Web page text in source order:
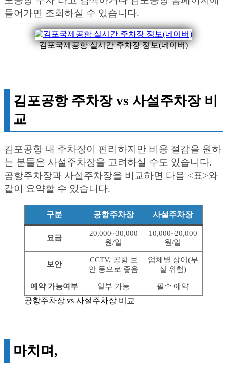
들어가면 조회하실 수 있습니다.
김포국제공항 실시간 주차장 정보(네이버)
김포공항 주차장 vs 사설주차장 비
교
김포공항 내 주차장이 편리하지만 비용 절감을 원하
는 분들은 사설주차장을 고려하실 수도 있습니다.
공항주차장과 사설주차장을 비교하면 다음 <표>와
같이 요약할 수 있습니다.
구분 공항주차장 사설주차장
요금
20,000~30,000
원/일
10,000~20,000
원/일
보안
CCTV, 공항 보
안 등으로 좋음
업체별 상이(부
실 위험)
예약 가능여부 일부 가능 필수 예약
공항주차장 vs 사설주차장 비교
마치며,